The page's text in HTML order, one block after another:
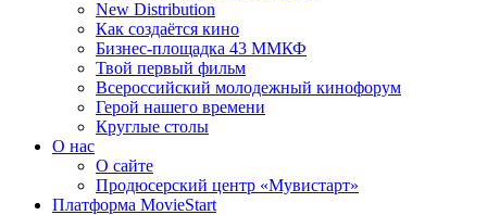
New Distribution
Как создаётся кино
Бизнес-площадка 43 ММКФ
Твой первый фильм
Всероссийский молодежный кинофорум
Герой нашего времени
Круглые столы
О нас
О сайте
Продюсерский центр «Мувистарт»
Платформа MovieStart